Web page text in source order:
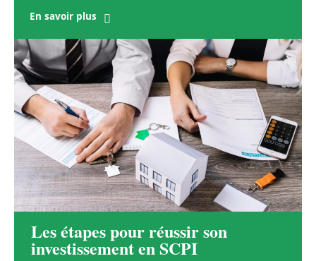
En savoir plus
Les étapes pour réussir son
investissement en SCPI